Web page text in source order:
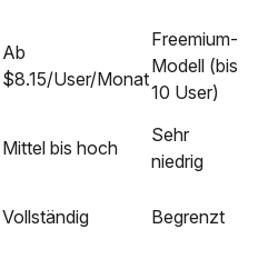
Ab
$8.15/User/Monat
Freemium-
Modell (bis
10 User)
Mittel bis hoch
Sehr
niedrig
Vollständig Begrenzt